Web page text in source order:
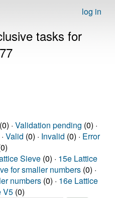
log in
tasks for
· Validation pending (0) ·
Valid (0) · Invalid (0) · Error
Sieve (0) · 15e Lattice
for smaller numbers (0) ·
numbers (0) · 16e Lattice
V5 (0)